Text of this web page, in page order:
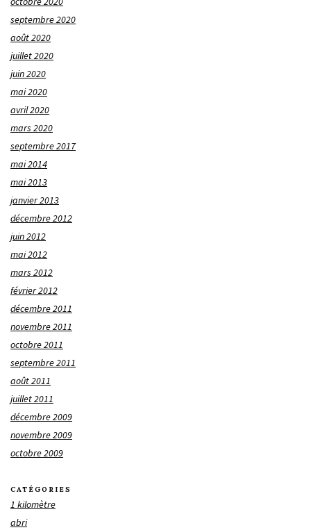
septembre 2020
août 2020
juillet 2020
juin 2020
mai 2020
avril 2020
mars 2020
septembre 2017
mai 2014
mai 2013
janvier 2013
décembre 2012
juin 2012
mai 2012
mars 2012
février 2012
décembre 2011
novembre 2011
octobre 2011
septembre 2011
août 2011
juillet 2011
décembre 2009
novembre 2009
octobre 2009
CATÉGORIES
1 kilomètre
abri